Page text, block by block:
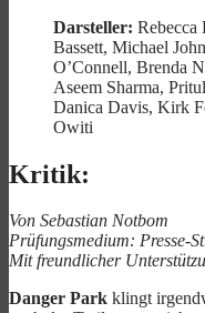
Darsteller: Rebecca
Bassett, Michael
O’Connell, Brenda
Aseem Sharma,
Danica Davis, Kirk
Owiti
Kritik:
Von Sebastian Notbom
Prüfungsmedium: Presse-
Mit freundlicher
Danger Park klingt